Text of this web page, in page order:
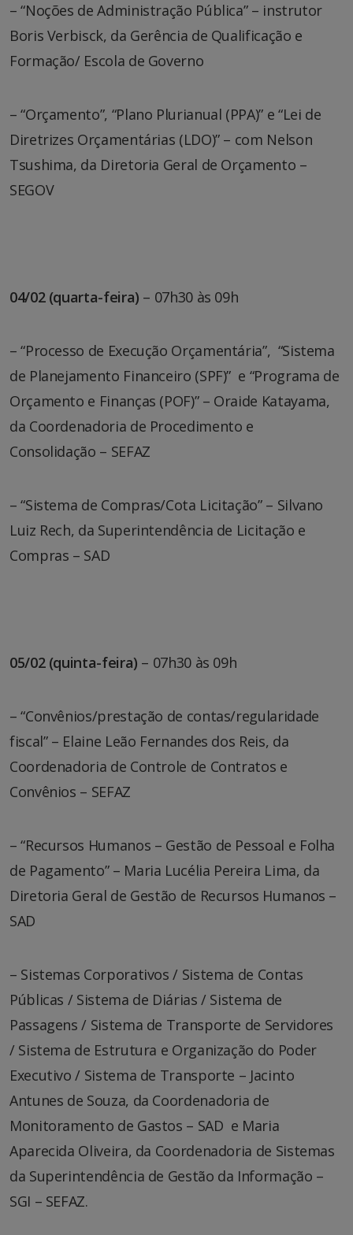
– “Noções de Administração Pública” – instrutor
Boris Verbisck, da Gerência de Qualificação e
Formação/ Escola de Governo
– “Orçamento”, “Plano Plurianual (PPA)” e “Lei de
Diretrizes Orçamentárias (LDO)” – com Nelson
Tsushima, da Diretoria Geral de Orçamento –
SEGOV
04/02 (quarta-feira) – 07h30 às 09h
– “Processo de Execução Orçamentária”, “Sistema
de Planejamento Financeiro (SPF)” e “Programa de
Orçamento e Finanças (POF)” – Oraide Katayama,
da Coordenadoria de Procedimento e
Consolidação – SEFAZ
– “Sistema de Compras/Cota Licitação” – Silvano
Luiz Rech, da Superintendência de Licitação e
Compras – SAD
05/02 (quinta-feira) – 07h30 às 09h
– “Convênios/prestação de contas/regularidade
fiscal” – Elaine Leão Fernandes dos Reis, da
Coordenadoria de Controle de Contratos e
Convênios – SEFAZ
– “Recursos Humanos – Gestão de Pessoal e Folha
de Pagamento” – Maria Lucélia Pereira Lima, da
Diretoria Geral de Gestão de Recursos Humanos –
SAD
– Sistemas Corporativos / Sistema de Contas
Públicas / Sistema de Diárias / Sistema de
Passagens / Sistema de Transporte de Servidores
/ Sistema de Estrutura e Organização do Poder
Executivo / Sistema de Transporte – Jacinto
Antunes de Souza, da Coordenadoria de
Monitoramento de Gastos – SAD e Maria
Aparecida Oliveira, da Coordenadoria de Sistemas
da Superintendência de Gestão da Informação –
SGI – SEFAZ.